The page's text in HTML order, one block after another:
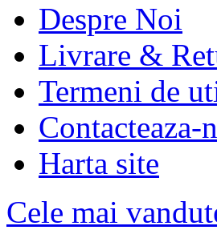
Despre Noi
Livrare &
Termeni de
Contacteaza-
Harta site
Cele mai